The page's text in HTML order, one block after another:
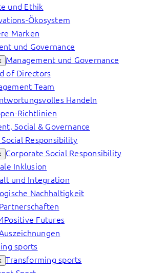
und Ethik
Ökosystem
Marken
und Governance
Management und Governance
of Directors
Team
Handeln
Richtlinien
Social & Governance
Responsibility
Corporate Social Responsibility
Inklusion
und Integration
Nachhaltigkeit
Futures
sports
Transforming sports